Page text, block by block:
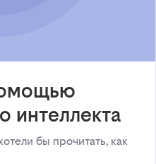
интеллекта
бы прочитать, как